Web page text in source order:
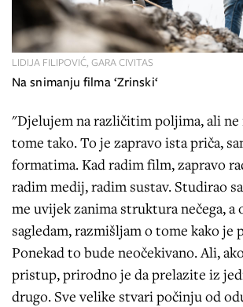
Na snimanju filma ‘Zrinski‘
LIDIJA FILIPOVIĆ, GARA CIVITAS
"Djelujem na različitim poljima, ali ne
tome tako. To je zapravo ista priča,
formatima. Kad radim film, zapravo
radim medij, radim sustav. Studirao
me uvijek zanima struktura nečega, a
sagledam, razmišljam o tome kako
Ponekad to bude neočekivano. Ali,
pristup, prirodno je da prelazite iz
drugo. Sve velike stvari počinju od